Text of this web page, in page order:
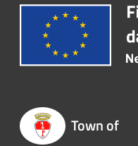
Town of